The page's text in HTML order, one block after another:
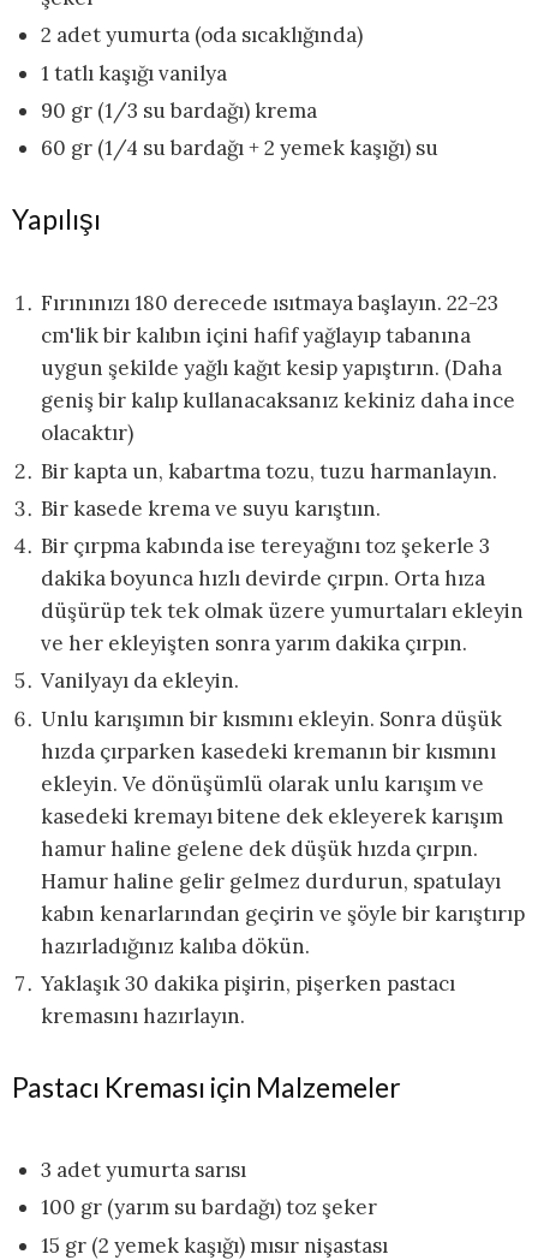
2 adet yumurta (oda sıcaklığında)
1 tatlı kaşığı vanilya
90 gr (1/3 su bardağı) krema
60 gr (1/4 su bardağı + 2 yemek kaşığı) su
Yapılışı
Fırınınızı 180 derecede ısıtmaya başlayın. 22-23
cm'lik bir kalıbın içini hafif yağlayıp tabanına
uygun şekilde yağlı kağıt kesip yapıştırın. (Daha
geniş bir kalıp kullanacaksanız kekiniz daha ince
olacaktır)
Bir kapta un, kabartma tozu, tuzu harmanlayın.
Bir kasede krema ve suyu karıştıın.
Bir çırpma kabında ise tereyağını toz şekerle 3
dakika boyunca hızlı devirde çırpın. Orta hıza
düşürüp tek tek olmak üzere yumurtaları ekleyin
ve her ekleyişten sonra yarım dakika çırpın.
Vanilyayı da ekleyin.
Unlu karışımın bir kısmını ekleyin. Sonra düşük
hızda çırparken kasedeki kremanın bir kısmını
ekleyin. Ve dönüşümlü olarak unlu karışım ve
kasedeki kremayı bitene dek ekleyerek karışım
hamur haline gelene dek düşük hızda çırpın.
Hamur haline gelir gelmez durdurun, spatulayı
kabın kenarlarından geçirin ve şöyle bir karıştırıp
hazırladığınız kalıba dökün.
Yaklaşık 30 dakika pişirin, pişerken pastacı
kremasını hazırlayın.
Pastacı Kreması için Malzemeler
3 adet yumurta sarısı
100 gr (yarım su bardağı) toz şeker
15 gr (2 yemek kaşığı) mısır nişastası